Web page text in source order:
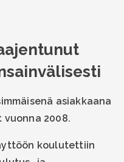
asiakkaana
2008.
koulutettiin